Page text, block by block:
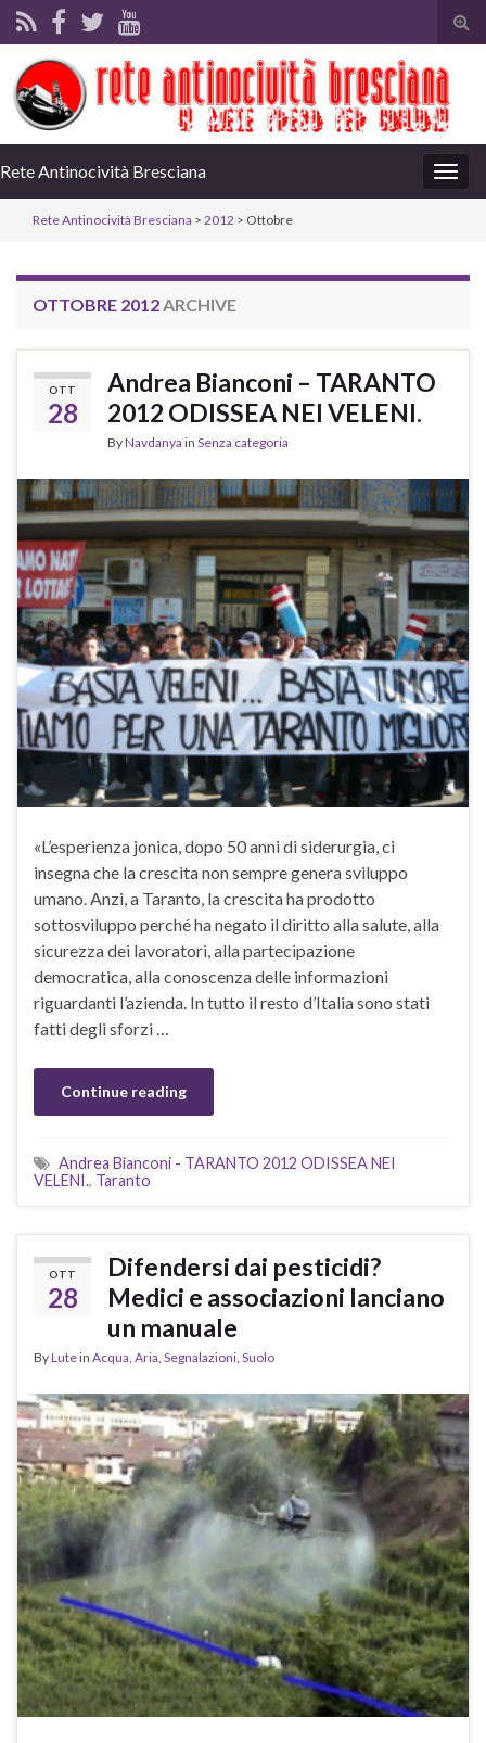
Rete Antinocività Bresciana
Rete Antinocività Bresciana > 2012 > Ottobre
OTTOBRE 2012ARCHIVE
OTT
28
Andrea Bianconi – TARANTO
2012 ODISSEA NEI VELENI.
ByNavdanya in Senza categoria
«L’esperienza jonica, dopo 50 anni di siderurgia, ci
insegna che la crescita non sempre genera sviluppo
umano. Anzi, a Taranto, la crescita ha prodotto
sottosviluppo perché ha negato il diritto alla salute, alla
sicurezza dei lavoratori, alla partecipazione
democratica, alla conoscenza delle informazioni
riguardanti l’azienda. In tutto il resto d’Italia sono stati
fatti degli sforzi …
Continue reading
Andrea Bianconi - TARANTO 2012 ODISSEA NEI
VELENI., Taranto
OTT
28
Difendersi dai pesticidi?
Medici e associazioni lanciano
un manuale
ByLutein Acqua Aria Segnalazioni Suolo